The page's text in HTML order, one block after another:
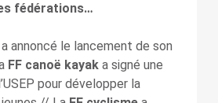
fédérations…
annoncé le lancement de son
FF canoë kayaka signé une
pour développer la